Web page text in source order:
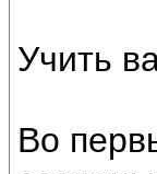
Учить
Во